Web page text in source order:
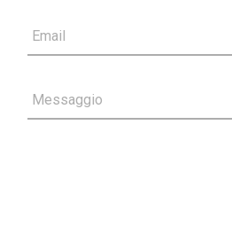
Email
Messaggio